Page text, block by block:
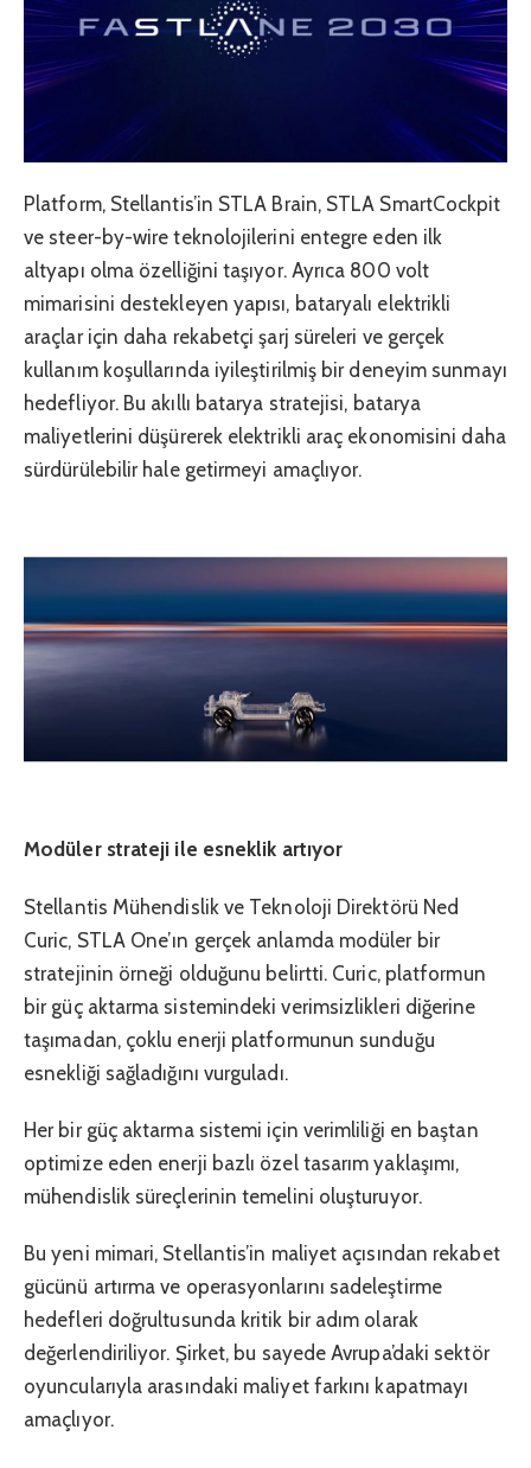
Platform, Stellantis’in STLA Brain, STLA SmartCockpit
ve steer-by-wire teknolojilerini entegre eden ilk
altyapı olma özelliğini taşıyor. Ayrıca 800 volt
mimarisini destekleyen yapısı, bataryalı elektrikli
araçlar için daha rekabetçi şarj süreleri ve gerçek
kullanım koşullarında iyileştirilmiş bir deneyim sunmayı
hedefliyor. Bu akıllı batarya stratejisi, batarya
maliyetlerini düşürerek elektrikli araç ekonomisini daha
sürdürülebilir hale getirmeyi amaçlıyor.
Modüler strateji ile esneklik artıyor
Stellantis Mühendislik ve Teknoloji Direktörü Ned
Curic, STLA One’ın gerçek anlamda modüler bir
stratejinin örneği olduğunu belirtti. Curic, platformun
bir güç aktarma sistemindeki verimsizlikleri diğerine
taşımadan, çoklu enerji platformunun sunduğu
esnekliği sağladığını vurguladı.
Her bir güç aktarma sistemi için verimliliği en baştan
optimize eden enerji bazlı özel tasarım yaklaşımı,
mühendislik süreçlerinin temelini oluşturuyor.
Bu yeni mimari, Stellantis’in maliyet açısından rekabet
gücünü artırma ve operasyonlarını sadeleştirme
hedefleri doğrultusunda kritik bir adım olarak
değerlendiriliyor. Şirket, bu sayede Avrupa’daki sektör
oyuncularıyla arasındaki maliyet farkını kapatmayı
amaçlıyor.